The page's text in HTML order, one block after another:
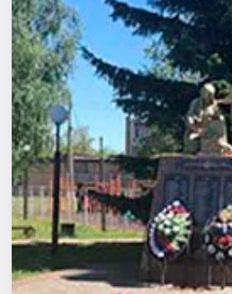
События
Города
Площадки
Артисты
Рейтинги